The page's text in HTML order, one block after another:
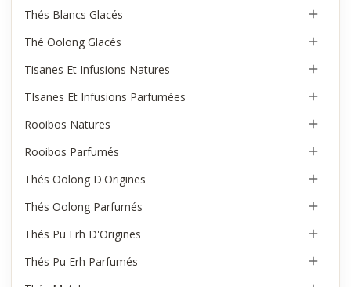
Thés Blancs Glacés 
Thé Oolong Glacés 
Tisanes Et Infusions Natures 
TIsanes Et Infusions Parfumées 
Rooibos Natures 
Rooibos Parfumés 
Thés Oolong D'Origines 
Thés Oolong Parfumés 
Thés Pu Erh D'Origines 
Thés Pu Erh Parfumés 